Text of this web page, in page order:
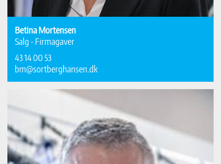
Betina Mortensen
Salg - Firmagaver
43 14 00 53
bm@sortberghansen.dk